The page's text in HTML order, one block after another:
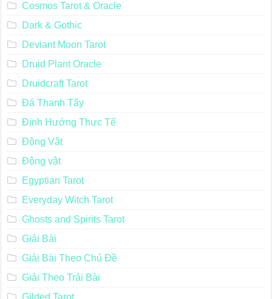
Cosmos Tarot & Oracle
Dark & Gothic
Deviant Moon Tarot
Druid Plant Oracle
Druidcraft Tarot
Đá Thanh Tẩy
Định Hướng Thực Tế
Động Vật
Động vật
Egyptian Tarot
Everyday Witch Tarot
Ghosts and Spirits Tarot
Giải Bài
Giải Bài Theo Chủ Đề
Giải Theo Trải Bài